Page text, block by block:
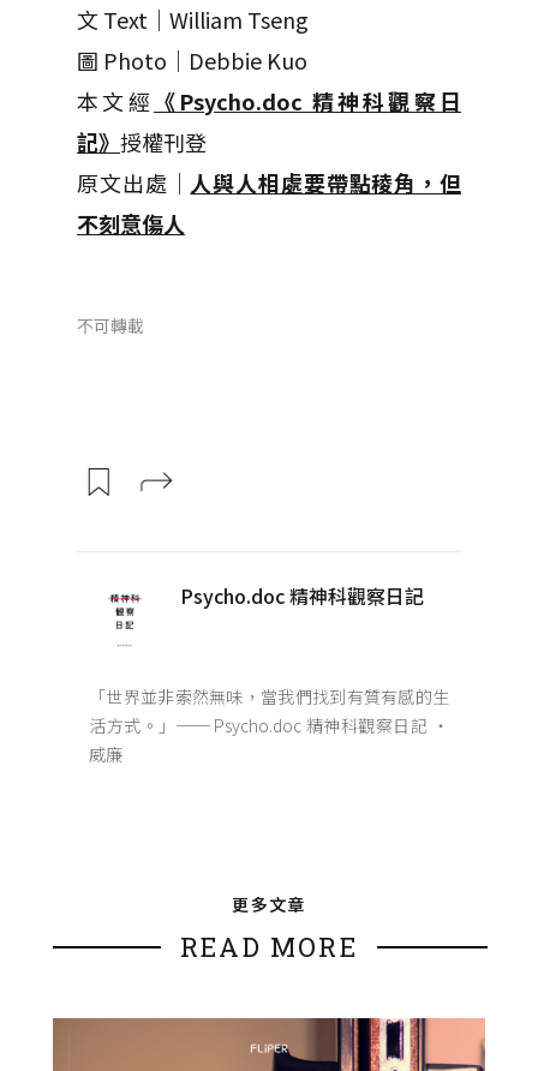
文 Text｜William Tseng
圖 Photo｜Debbie Kuo
本文經 《Psycho.doc 精神科觀察日
記》 授權刊登
原文出處｜ 人與人相處要帶點稜角，但
不刻意傷人
不可轉載
Psycho.doc 精神科觀察日記
「世界並非索然無味，當我們找到有質有感的生
活方式。」── Psycho.doc 精神科觀察日記 ‧
威廉
更多文章
READ MORE